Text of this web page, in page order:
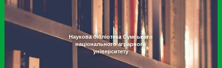
Наукова бібліотека Сумського
національного аграрного
університету